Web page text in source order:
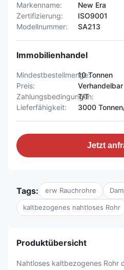
Markenname:
New Era
Zertifizierung:
ISO9001
Modellnummer:
SA213
Immobilienhandel
Mindestbestellmenge:10 Tonnen
Preis:
Verhandelbar
Zahlungsbedingungen:
T/T
Lieferfähigkeit:
3000
Jetzt
Tags: erw Rauchrohre
kaltbezogenes nahtloses Rohr
Produktübersicht
Nahtloses kaltbezogenes Rohr